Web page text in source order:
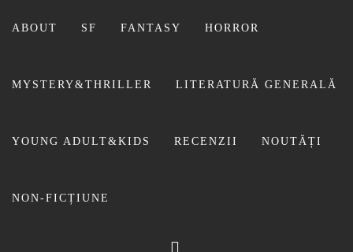
ABOUT SF FANTASY HORROR
MYSTERY&THRILLER LITERATURĂ GENERALĂ
YOUNG ADULT&KIDS RECENZII NOUTĂȚI
NON-FICȚIUNE
BIBLIOTECA LUI